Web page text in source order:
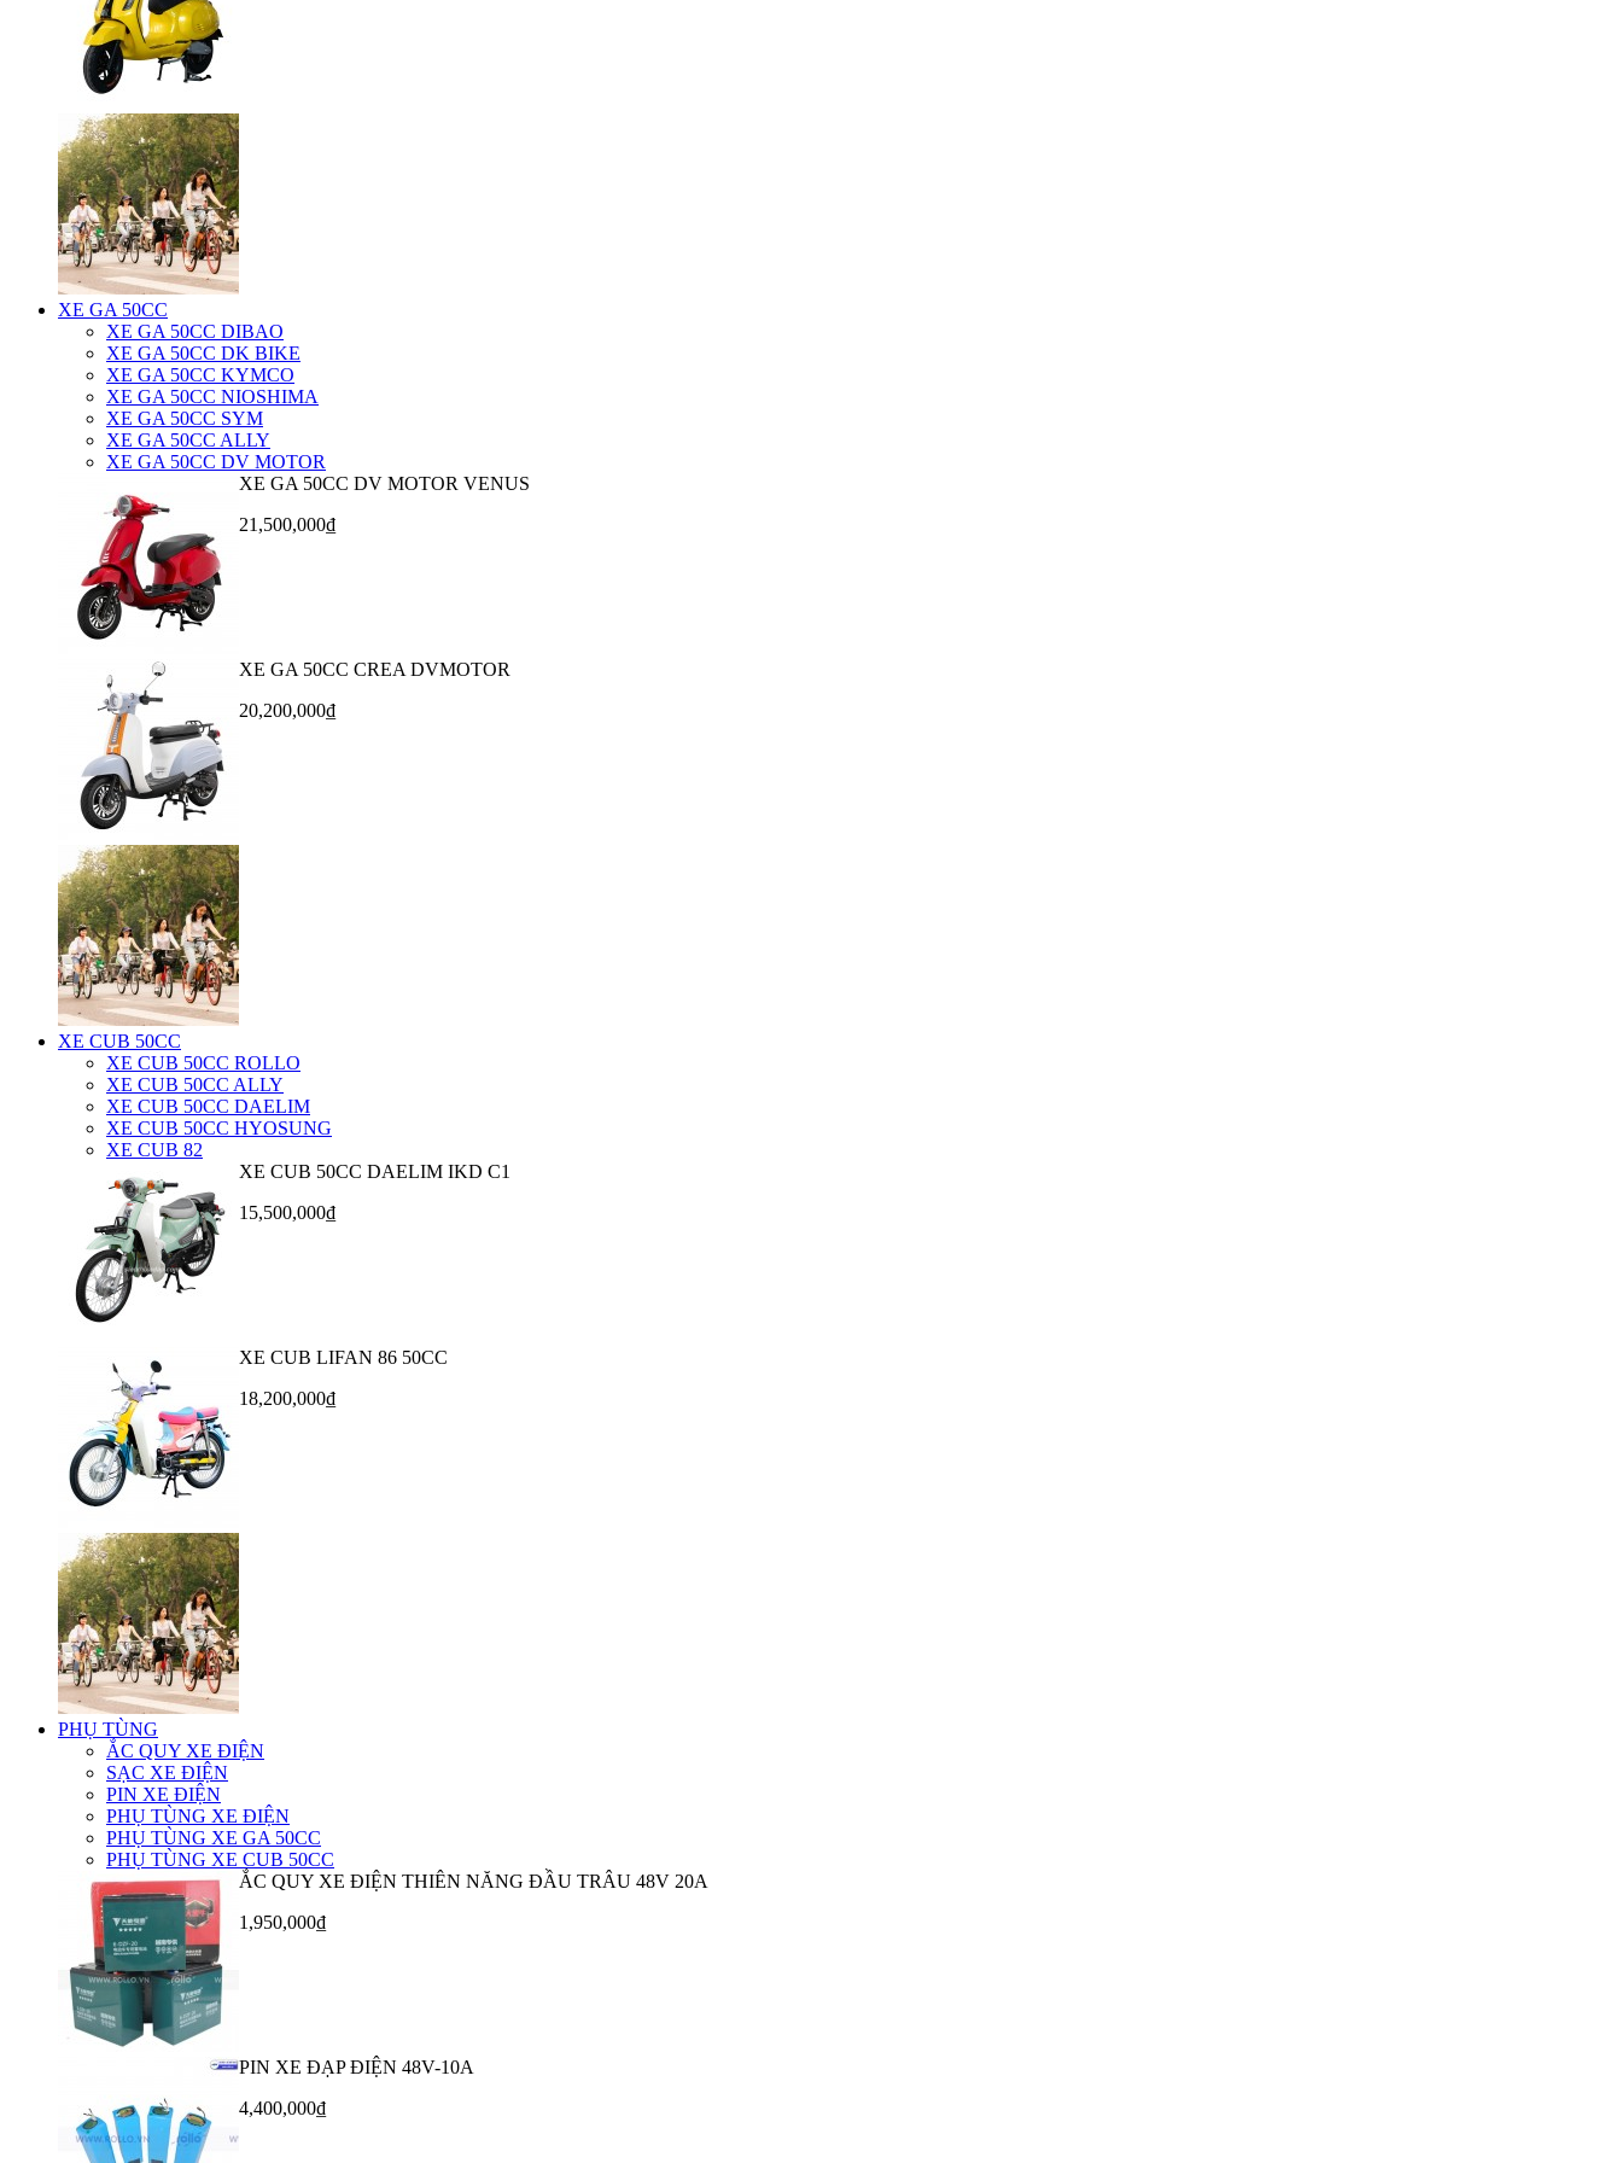
XE GA 50CC
XE GA 50CC DIBAO
XE GA 50CC DK BIKE
XE GA 50CC KYMCO
XE GA 50CC NIOSHIMA
XE GA 50CC SYM
XE GA 50CC ALLY
XE GA 50CC DV MOTOR
XE GA 50CC DV MOTOR VENUS
21,500,000₫
XE GA 50CC CREA DVMOTOR
20,200,000₫
XE CUB 50CC
XE CUB 50CC ROLLO
XE CUB 50CC ALLY
XE CUB 50CC DAELIM
XE CUB 50CC HYOSUNG
XE CUB 82
XE CUB 50CC DAELIM IKD C1
15,500,000₫
XE CUB LIFAN 86 50CC
18,200,000₫
PHỤ TÙNG
ẮC QUY XE ĐIỆN
SẠC XE ĐIỆN
PIN XE ĐIỆN
PHỤ TÙNG XE ĐIỆN
PHỤ TÙNG XE GA 50CC
PHỤ TÙNG XE CUB 50CC
ẮC QUY XE ĐIỆN THIÊN NĂNG ĐẦU TRÂU 48V 20A
1,950,000₫
PIN XE ĐẠP ĐIỆN 48V-10A
4,400,000₫